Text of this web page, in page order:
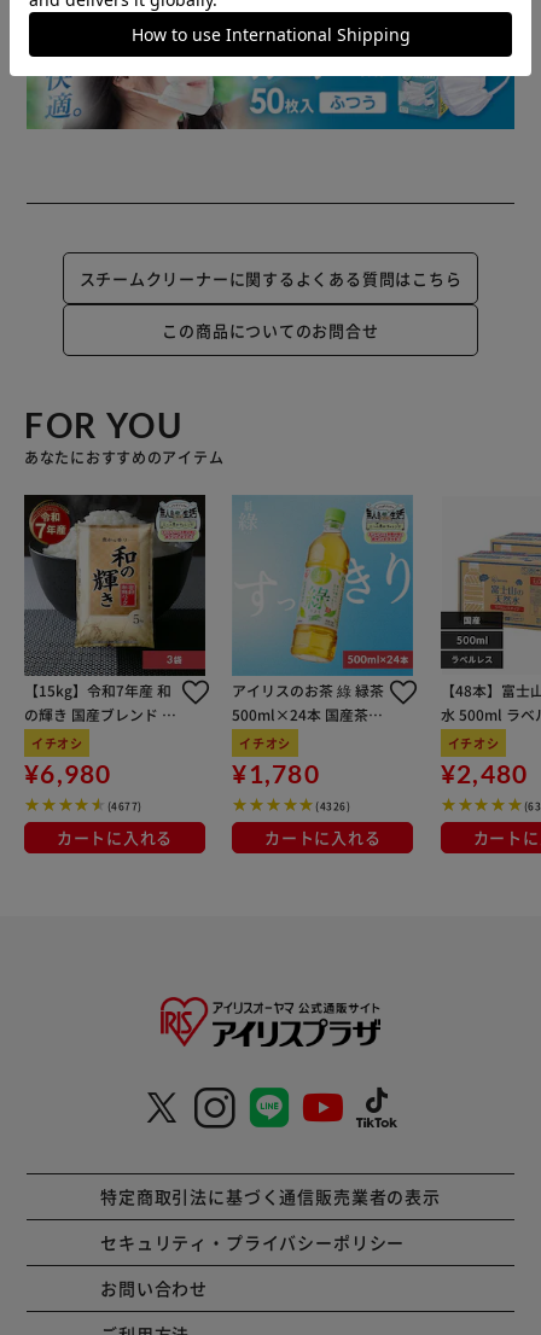
スチームクリーナーに関するよくある質問はこちら
この商品についてのお問合せ
FOR YOU
あなたにおすすめのアイテム
【15kg】令和7年産 和
の輝き 国産ブレンド 5
kg×3袋
イチオシ
¥6,980
(4677)
カートに入れる
アイリスのお茶 綠 緑茶
500ml×24本 国産茶葉
100％使用
イチオシ
¥1,780
(4326)
カートに入れる
【48本】富士
水 500ml ラベ
イチオシ
¥2,480
カート
特定商取引法に基づく通信販売業者の表示
セキュリティ・プライバシーポリシー
お問い合わせ